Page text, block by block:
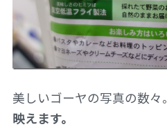
美しいゴーヤの写真の数々。
映えます。